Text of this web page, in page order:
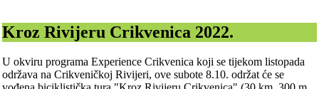
Kroz Rivijeru Crikvenica 2022.
U okviru programa Experience Crikvenica koji se tijekom listopada
održava na Crikveničkoj Rivijeri, ove subote 8.10. održat će se